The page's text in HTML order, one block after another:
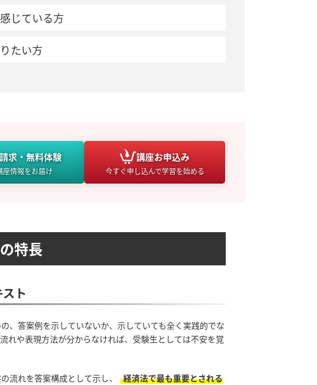
じている方
たい方
求・無料体験
座情報をお届け
講座お申込み
今すぐ申し込んで学習を始める
特長
ト
、答案例を示していないか、示していても全く実践的でな
れや表現方法が分からなければ、受験生としては不安を覚
流れを答案構成として示し、
経済法で最も重要とされる